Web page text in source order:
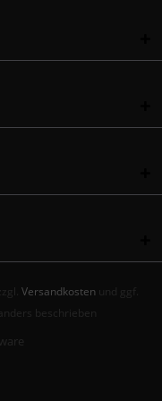
Versandkosten und ggf.
beschrieben